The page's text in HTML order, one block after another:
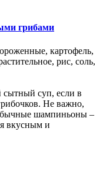
грибами
картофель,
рис, соль,
сытный суп, если в
Не важно,
шампиньоны –
вкусным и